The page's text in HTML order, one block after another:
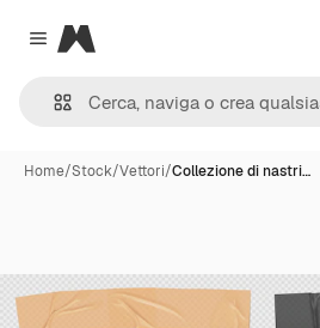
Close menu
Magnific
Home/Stock/Vettori/Collezione di nastri…